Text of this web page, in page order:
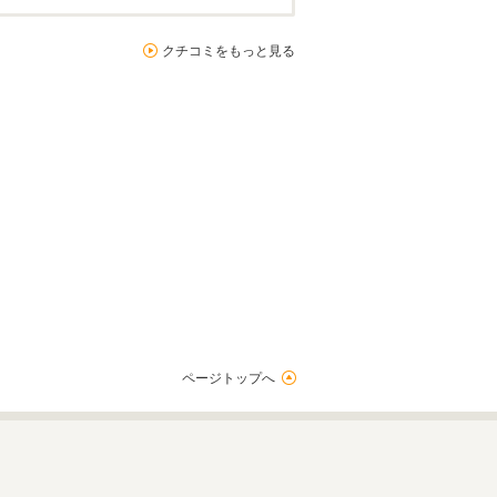
クチコミをもっと見る
ページトップへ